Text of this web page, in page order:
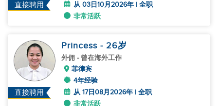
直接聘用
从 03日10月2026年 | 全职
非常活跃
直接聘用
Princess - 26岁
外佣 - 曾在海外工作
菲律宾
4年经验
从 17日08月2026年 | 全职
非常活跃